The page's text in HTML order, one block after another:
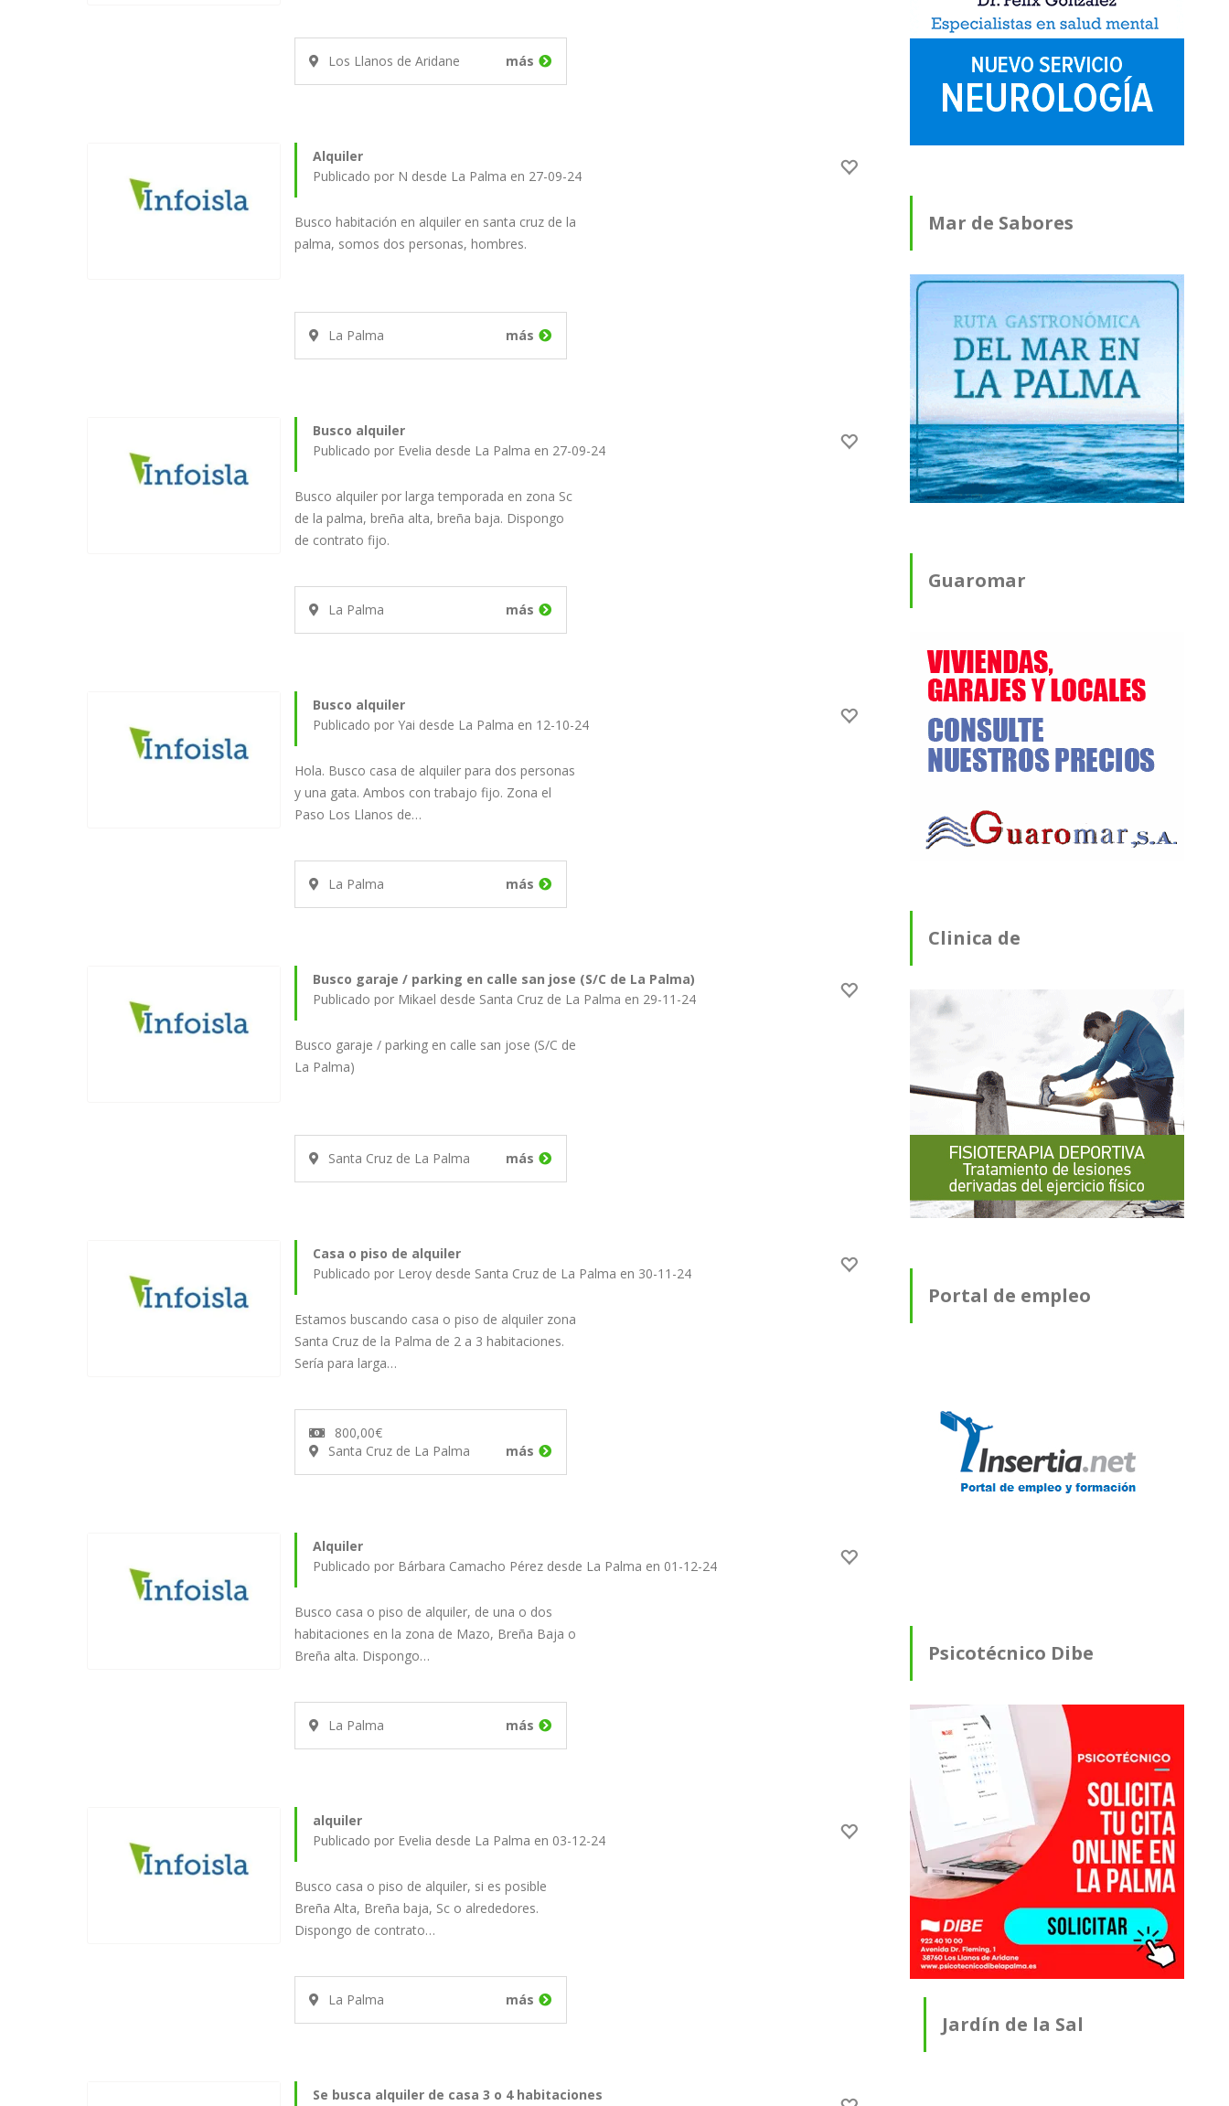
Los Llanos de Aridane más
Alquiler
Publicado por N desde La Palma en 27-09-24
Busco habitación en alquiler en santa cruz de la
palma, somos dos personas, hombres.
La Palma más
Busco alquiler
Publicado por Evelia desde La Palma en 27-09-24
Busco alquiler por larga temporada en zona Sc
de la palma, breña alta, breña baja. Dispongo
de contrato fijo.
La Palma más
Busco alquiler
Publicado por Yai desde La Palma en 12-10-24
Hola. Busco casa de alquiler para dos personas
y una gata. Ambos con trabajo fijo. Zona el
Paso Los Llanos de…
La Palma más
Busco garaje / parking en calle san jose (S/C de La Palma)
Publicado por Mikael desde Santa Cruz de La Palma en 29-11-24
Busco garaje / parking en calle san jose (S/C de
La Palma)
Santa Cruz de La Palma más
Casa o piso de alquiler
Publicado por Leroy desde Santa Cruz de La Palma en 30-11-24
Estamos buscando casa o piso de alquiler zona
Santa Cruz de la Palma de 2 a 3 habitaciones.
Sería para larga…
800,00€
Santa Cruz de La Palma
más
Alquiler
Publicado por Bárbara Camacho Pérez desde La Palma en 01-12-24
Busco casa o piso de alquiler, de una o dos
habitaciones en la zona de Mazo, Breña Baja o
Breña alta. Dispongo…
La Palma más
alquiler
Publicado por Evelia desde La Palma en 03-12-24
Busco casa o piso de alquiler, si es posible
Breña Alta, Breña baja, Sc o alrededores.
Dispongo de contrato…
La Palma más
Se busca alquiler de casa 3 o 4 habitaciones
Mar de Sabores
Guaromar
Clinica de
Fisioterapia
Portal de empleo
Psicotécnico Dibe
Jardín de la Sal